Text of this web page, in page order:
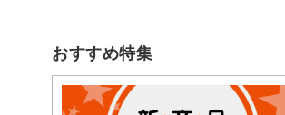
おすすめ特集